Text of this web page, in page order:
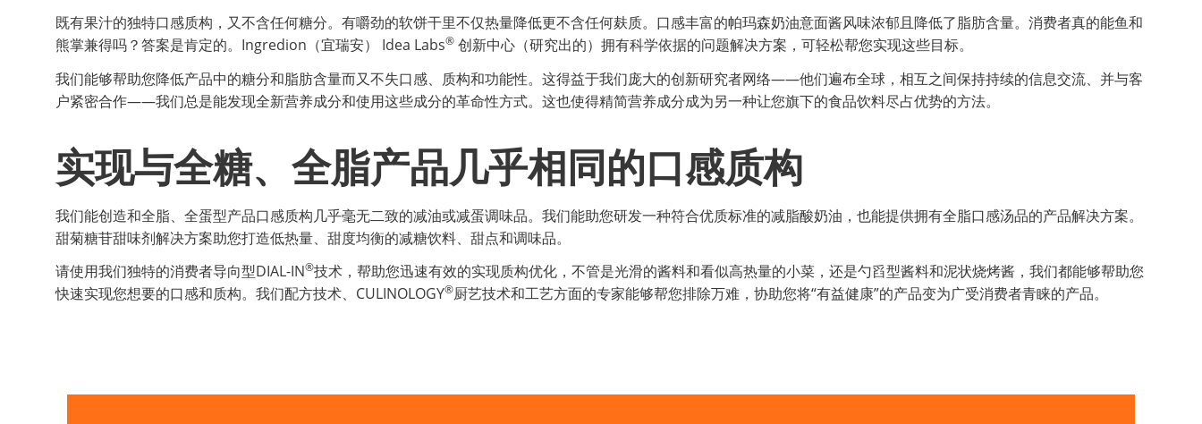
既有果汁的独特口感质构，又不含任何糖分。有嚼劲的软饼干里不仅热量降低更不含任何麸质。口感丰富的帕玛森奶油意面酱风味浓郁且降低了脂肪含量。消费者真的能鱼和
熊掌兼得吗？答案是肯定的。Ingredion（宜瑞安） Idea Labs® 创新中心（研究出的）拥有科学依据的问题解决方案，可轻松帮您实现这些目标。
我们能够帮助您降低产品中的糖分和脂肪含量而又不失口感、质构和功能性。这得益于我们庞大的创新研究者网络——他们遍布全球，相互之间保持持续的信息交流、并与客
户紧密合作——我们总是能发现全新营养成分和使用这些成分的革命性方式。这也使得精简营养成分成为另一种让您旗下的食品饮料尽占优势的方法。
实现与全糖、全脂产品几乎相同的口感质构
我们能创造和全脂、全蛋型产品口感质构几乎毫无二致的减油或减蛋调味品。我们能助您研发一种符合优质标准的减脂酸奶油，也能提供拥有全脂口感汤品的产品解决方案。
甜菊糖苷甜味剂解决方案助您打造低热量、甜度均衡的减糖饮料、甜点和调味品。
请使用我们独特的消费者导向型DIAL-IN®技术，帮助您迅速有效的实现质构优化，不管是光滑的酱料和看似高热量的小菜，还是勺舀型酱料和泥状烧烤酱，我们都能够帮助您
快速实现您想要的口感和质构。我们配方技术、CULINOLOGY®厨艺技术和工艺方面的专家能够帮您排除万难，协助您将“有益健康”的产品变为广受消费者青睐的产品。